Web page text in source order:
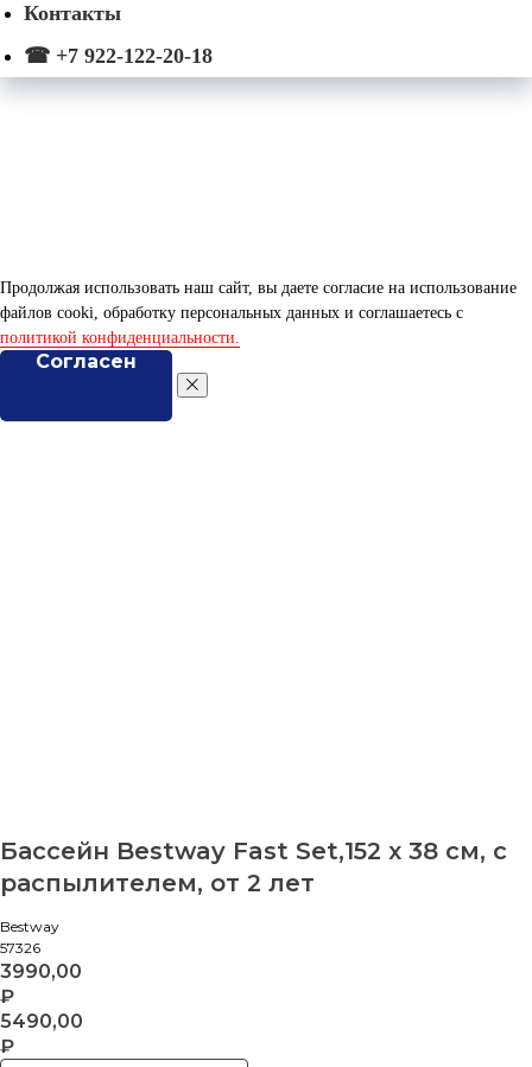
Контакты
☎ +7 922-122-20-18
Продолжая использовать наш сайт, вы даете согласие на использование
файлов cooki, обработку персональных данных и соглашаетесь c
политикой конфиденциальности.
Согласен
Бассейн Bestway Fast Set,152 x 38 см, с
распылителем, от 2 лет
Bestway
57326
3990,00
₽
5490,00
₽